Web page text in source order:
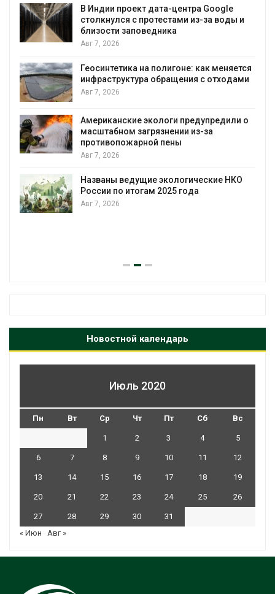
дата-центра Google
с протестами из-за воды и
на полигоне: как меняется
обращения с отходами
экологи предупредили о
загрязнении из-за
пены
экологические НКО
2025 года
воду
Авг 7, 2026
Авг 7, 2026
уборку
Авг 7, 2026
воды
Новостной календарь
Июль 2020
Пн Вт Ср Чт Пт Сб Вс
1 2 3 4 5
6 7 8 9 10 11 12
13 14 15 16 17 18 19
20 21 22 23 24 25 26
27 28 29 30
31
« Июн
Авг »